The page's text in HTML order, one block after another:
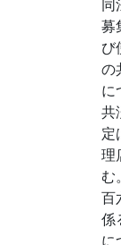
募
び
の
に
共
定
理
む
百
係
に